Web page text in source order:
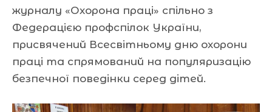
журналу «Охорона праці» спільно з
Федерацією профспілок України,
присвячений Всесвітньому дню охорони
праці та спрямований на популяризацію
безпечної поведінки серед дітей.